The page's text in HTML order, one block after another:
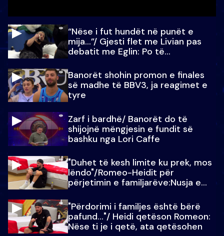
“Nëse i fut hundët në punët e
mija…”/ Gjesti flet me Livian pas
debatit me Eglin: Po të
Banorët shohin promon e finales
së madhe të BBV3, ja reagimet e
tyre
Zarf i bardhë/ Banorët do të
shijojnë mëngjesin e fundit së
bashku nga Lori Caffe
"Duhet të kesh limite ku prek, mos
lëndo"/Romeo-Heidit për
përjetimin e familjarëve:Nusja e
"Përdorimi i familjes është bërë
pafund…"/ Heidi qetëson Romeon:
Nëse ti je i qetë, ata qetësohen